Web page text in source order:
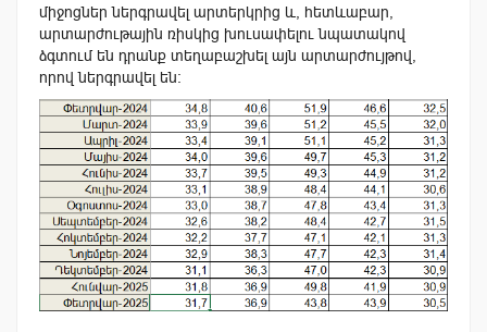
միջոցներ ներգրավել արտերկրից և, հետևաբար,
արտարժութային ռիսկից խուսափելու նպատակով
ձգտում են դրանք տեղաբաշխել այն արտարժույթով,
որով ներգրավել են: